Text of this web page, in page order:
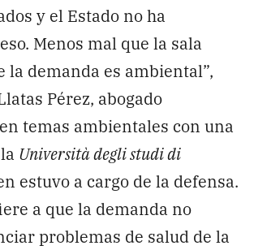
y el Estado no ha
Menos mal que la sala
la demanda es ambiental”,
Pérez, abogado
temas ambientales con una
Università degli studi di
estuvo a cargo de la defensa.
a que la demanda no
problemas de salud de la